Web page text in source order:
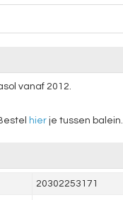
vanaf 2012.
hierje tussen balein.
20302253171